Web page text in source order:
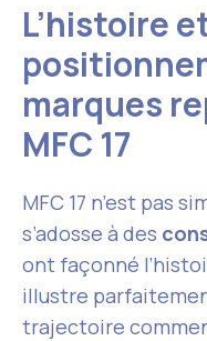
L’histoire
marques
MFC 17
MFC 17 n’est pas
s’adosse à des
ont façonné
illustre
trajectoire